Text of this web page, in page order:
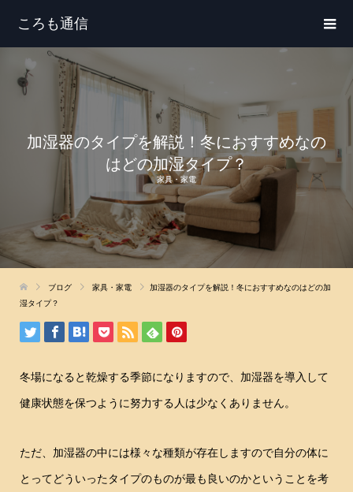
ころも通信
加湿器のタイプを解説！冬におすすめなの
はどの加湿タイプ？
家具・家電
ブログ 家具・家電
加湿器のタイプを解説！冬におすすめなのはどの加
湿タイプ？
冬場になると乾燥する季節になりますので、加湿器を導入して
健康状態を保つように努力する人は少なくありません。
ただ、加湿器の中には様々な種類が存在しますので自分の体に
とってどういったタイプのものが最も良いのかということを考